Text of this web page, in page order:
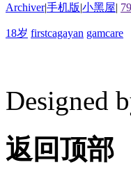
Archiver|手机版|小黑屋|
18岁 firstcagayan gamcare
Designed
返回顶部